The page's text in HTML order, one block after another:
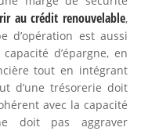
au crédit renouvelable,
d’opération est aussi
d’épargne, en
tout en intégrant
d’une trésorerie doit
avec la capacité
doit pas aggraver